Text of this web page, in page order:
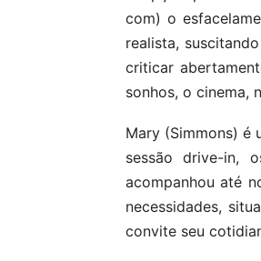
com) o
realista,
criticar
sonhos, o cinema,
Mary (Simmons) é
sessão drive-in,
acompanhou até
necessidades,
convite seu